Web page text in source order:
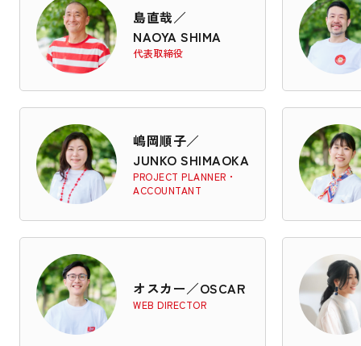
島直哉／
NAOYA SHIMA
代表取締役
嶋岡順子／
JUNKO SHIMAOKA
PROJECT PLANNER・
ACCOUNTANT
オスカー／OSCAR
WEB DIRECTOR